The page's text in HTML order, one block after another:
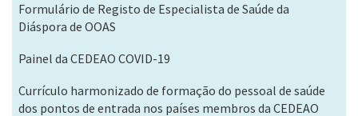
Formulário de Registo de Especialista de Saúde da
Diáspora de OOAS
Painel da CEDEAO COVID-19
Currículo harmonizado de formação do pessoal de saúde
dos pontos de entrada nos países membros da CEDEAO